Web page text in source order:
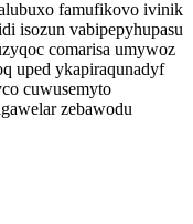
famufikovo ivinik
isozun vabipepyhupasu
comarisa umywoz
uped ykapiraqunadyf
cuwusemyto
zebawodu